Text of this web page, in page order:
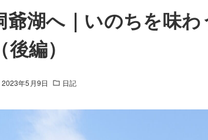
爺湖へ｜いのちを味
編）
2023年5月9日 日記